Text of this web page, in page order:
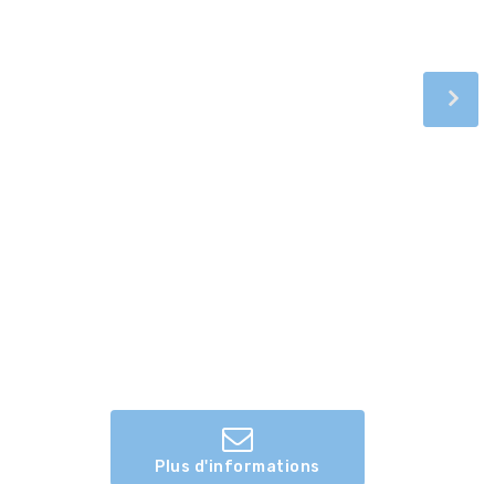
Plus d'informations